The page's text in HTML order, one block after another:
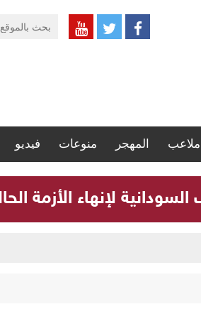
ملاعب المهجر منوعات فيديو
لإنهاء الأزمة